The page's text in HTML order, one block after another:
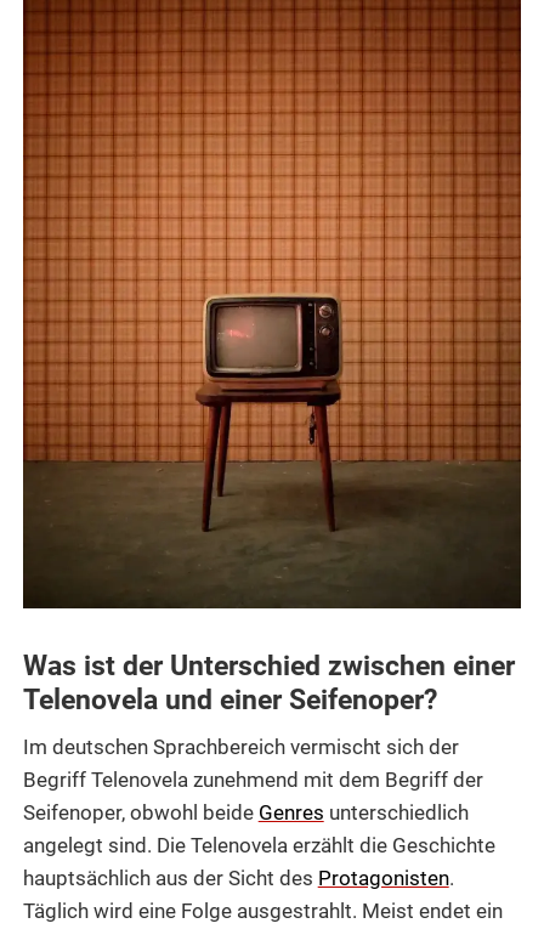
Was ist der Unterschied zwischen einer
Telenovela und einer Seifenoper?
Im deutschen Sprachbereich vermischt sich der
Begriff Telenovela zunehmend mit dem Begriff der
Seifenoper, obwohl beide Genres unterschiedlich
angelegt sind. Die Telenovela erzählt die Geschichte
hauptsächlich aus der Sicht des Protagonisten.
Täglich wird eine Folge ausgestrahlt. Meist endet ein